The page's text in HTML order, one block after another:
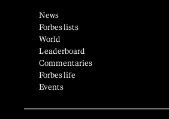
News
Forbes lists
World
Leaderboard
Commentaries
Forbes life
Events